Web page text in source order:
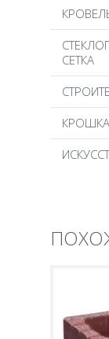
ГИБКАЯ
ПВХ
СЕТКА
ПЕРЛИТ
ЦЕМЕНТ